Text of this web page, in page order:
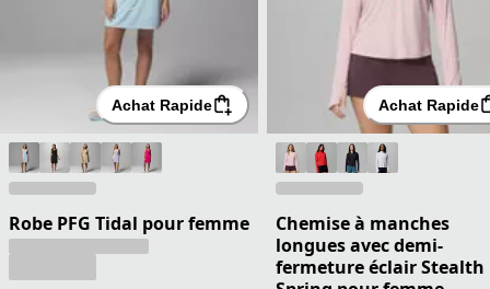
Achat Rapide
Robe PFG Tidal pour femme
Achat Rapide
Chemise à manches
longues avec demi-
fermeture éclair Stealth